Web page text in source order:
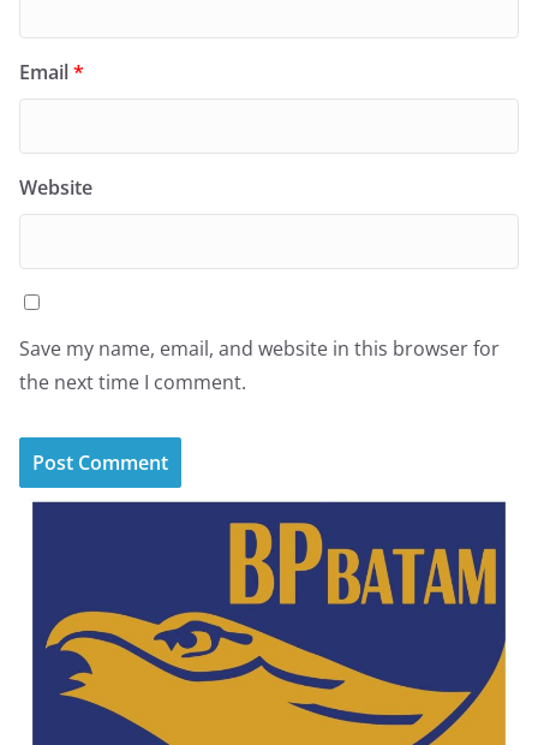
Email*
Website
Save my name, email, and website in this browser for
the next time I comment.